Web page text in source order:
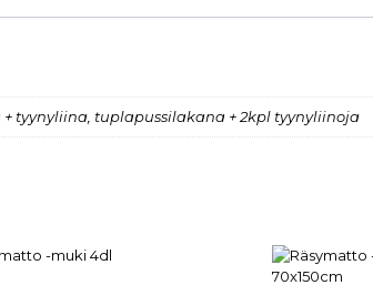
tyynyliina, tuplapussilakana + 2kpl tyynyliinoja